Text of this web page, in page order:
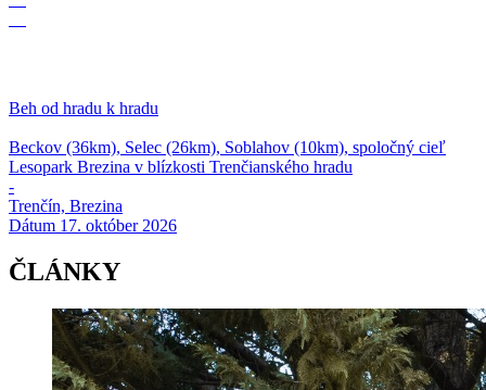
Beh od hradu k hradu
Beckov (36km), Selec (26km), Soblahov (10km), spoločný cieľ
Lesopark Brezina v blízkosti Trenčianského hradu
-
Trenčín, Brezina
Dátum 17. október 2026
ČLÁNKY